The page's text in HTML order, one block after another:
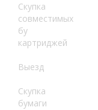
Скупка
совместимых
бу
картриджей
Выезд
Скупка
бумаги